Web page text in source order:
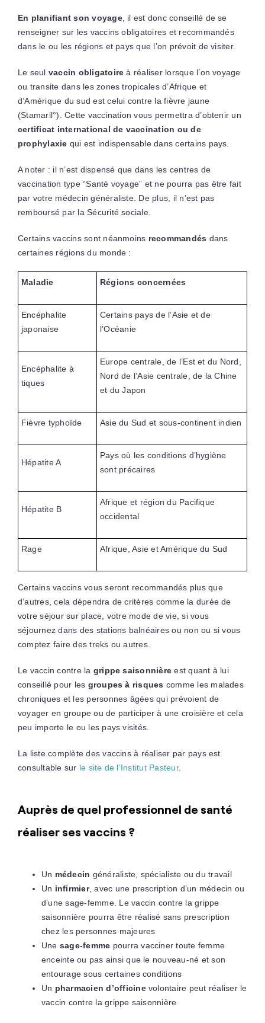
En planifiant son voyage, il est donc conseillé de se
renseigner sur les vaccins obligatoires et recommandés
dans le ou les régions et pays que l’on prévoit de visiter.
Le seul vaccin obligatoire à réaliser lorsque l’on voyage
ou transite dans les zones tropicales d’Afrique et
d’Amérique du sud est celui contre la fièvre jaune
(Stamaril°). Cette vaccination vous permettra d’obtenir un
certificat international de vaccination ou de
prophylaxie qui est indispensable dans certains pays.
A noter : il n’est dispensé que dans les centres de
vaccination type “Santé voyage” et ne pourra pas être fait
par votre médecin généraliste. De plus, il n’est pas
remboursé par la Sécurité sociale.
Certains vaccins sont néanmoins recommandés dans
certaines régions du monde :
Maladie Régions concernées
Encéphalite
japonaise
Certains pays de l’Asie et de
l’Océanie
Encéphalite à
tiques
Europe centrale, de l’Est et du Nord,
Nord de l’Asie centrale, de la Chine
et du Japon
Fièvre typhoïde Asie du Sud et sous-continent indien
Hépatite A
Pays où les conditions d’hygiène
sont précaires
Hépatite B
Afrique et région du Pacifique
occidental
Rage Afrique, Asie et Amérique du Sud
Certains vaccins vous seront recommandés plus que
d’autres, cela dépendra de critères comme la durée de
votre séjour sur place, votre mode de vie, si vous
séjournez dans des stations balnéaires ou non ou si vous
comptez faire des treks ou autres.
Le vaccin contre la grippe saisonnière est quant à lui
conseillé pour les groupes à risques comme les malades
chroniques et les personnes âgées qui prévoient de
voyager en groupe ou de participer à une croisière et cela
peu importe le ou les pays visités.
La liste complète des vaccins à réaliser par pays est
consultable sur le site de l’Institut Pasteur.
Auprès de quel professionnel de santé
réaliser ses vaccins ?
Un médecin généraliste, spécialiste ou du travail
Un infirmier, avec une prescription d’un médecin ou
d’une sage-femme. Le vaccin contre la grippe
saisonnière pourra être réalisé sans prescription
chez les personnes majeures
Une sage-femme pourra vacciner toute femme
enceinte ou pas ainsi que le nouveau-né et son
entourage sous certaines conditions
Un pharmacien d’officinevolontaire peut réaliser le
vaccin contre la grippe saisonnière